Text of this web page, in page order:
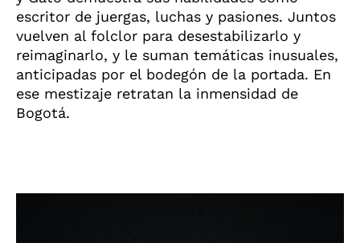
escritor de juergas, luchas y pasiones. Juntos
vuelven al folclor para desestabilizarlo y
reimaginarlo, y le suman temáticas inusuales,
anticipadas por el bodegón de la portada. En
ese mestizaje retratan la inmensidad de
Bogotá.